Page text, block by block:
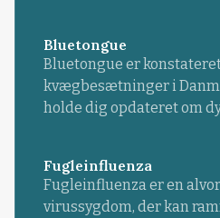
Bluetongue
Bluetongue er
kvægbesætninger i
holde dig opdateret om
Fugleinfluenza
Fugleinfluenza er en
virussygdom, der kan